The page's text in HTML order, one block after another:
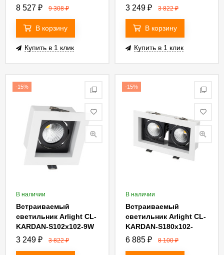
2x9W Warm 024127
8 527 ₽ 9 308₽
В корзину
Купить в 1 клик
Day 024125
3 249 ₽ 3 822₽
В корзину
Купить в 1 клик
-15%
В наличии
Встраиваемый
светильник Arlight CL-
KARDAN-S102x102-9W
Warm 024126
3 249 ₽ 3 822₽
-15%
В наличии
Встраиваемый
светильник Arlight CL-
KARDAN-S180x102-
2x9W Day 024129
6 885 ₽ 8 100₽